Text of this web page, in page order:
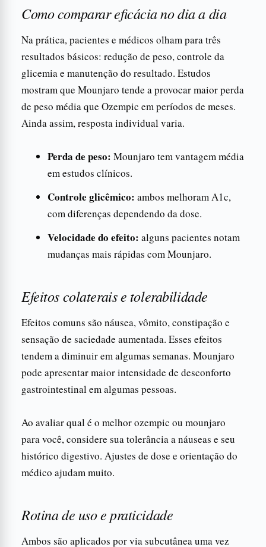
Como comparar eficácia no dia a dia
Na prática, pacientes e médicos olham para três
resultados básicos: redução de peso, controle da
glicemia e manutenção do resultado. Estudos
mostram que Mounjaro tende a provocar maior perda
de peso média que Ozempic em períodos de meses.
Ainda assim, resposta individual varia.
Perda de peso: Mounjaro tem vantagem média
em estudos clínicos.
Controle glicêmico: ambos melhoram A1c,
com diferenças dependendo da dose.
Velocidade do efeito: alguns pacientes notam
mudanças mais rápidas com Mounjaro.
Efeitos colaterais e tolerabilidade
Efeitos comuns são náusea, vômito, constipação e
sensação de saciedade aumentada. Esses efeitos
tendem a diminuir em algumas semanas. Mounjaro
pode apresentar maior intensidade de desconforto
gastrointestinal em algumas pessoas.
Ao avaliar qual é o melhor ozempic ou mounjaro
para você, considere sua tolerância a náuseas e seu
histórico digestivo. Ajustes de dose e orientação do
médico ajudam muito.
Rotina de uso e praticidade
Ambos são aplicados por via subcutânea uma vez